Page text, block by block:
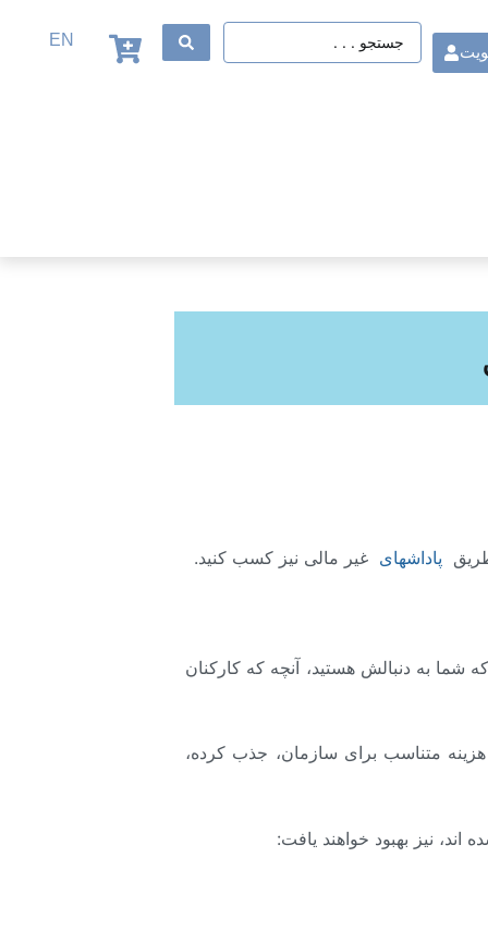
EN
پاداشهای غیر مالی نیز کسب کنید.
به دنبالش هستید، آنچه که کارکنان
متناسب برای سازمان، جذب کرده،
نیز بهبود خواهند یافت: